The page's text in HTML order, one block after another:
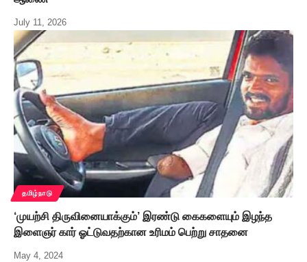
July 11, 2026
தமிழ்நாடு
‘முயற்சி திருவினையாக்கும்’ இரண்டு கைகளையும் இழந்த
இளைஞர் கார் ஓட்டுவதற்கான உரிமம் பெற்று சாதனை
May 4, 2024